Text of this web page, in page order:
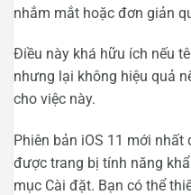
nhắm mắt hoặc đơn giản
Điều này khá hữu ích nếu
nhưng lại không hiệu quả
cho việc này.
Phiên bản iOS 11 mới
được trang bị tính năng
mục Cài đặt. Bạn có thể